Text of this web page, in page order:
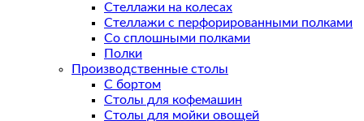
Стеллажи на колесах
Стеллажи с перфорированными полками
Со сплошными полками
Полки
Производственные столы
С бортом
Столы для кофемашин
Столы для мойки овощей